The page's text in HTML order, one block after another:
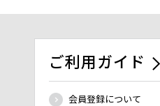
ご利用ガイド
会員登録について